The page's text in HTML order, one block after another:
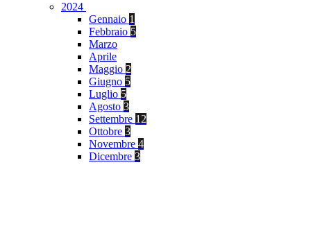
2024
Gennaio 1
Febbraio 5
Marzo
Aprile
Maggio 2
Giugno 5
Luglio 5
Agosto 3
Settembre 12
Ottobre 3
Novembre 4
Dicembre 3